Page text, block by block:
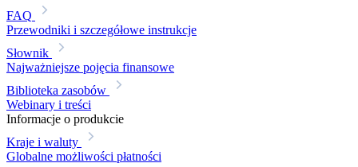
FAQ
Przewodniki i szczegółowe instrukcje
Słownik
Najważniejsze pojęcia finansowe
Biblioteka zasobów
Webinary i treści
Informacje o produkcie
Kraje i waluty
Globalne możliwości płatności